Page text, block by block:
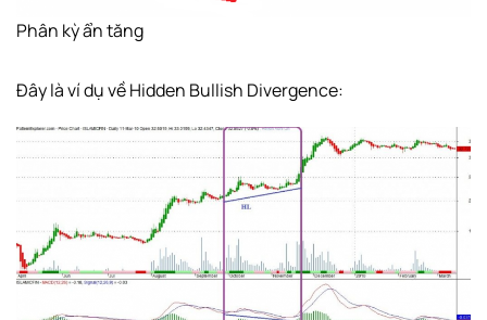
Phân kỳ ẩn tăng
Đây là ví dụ về Hidden Bullish Divergence: